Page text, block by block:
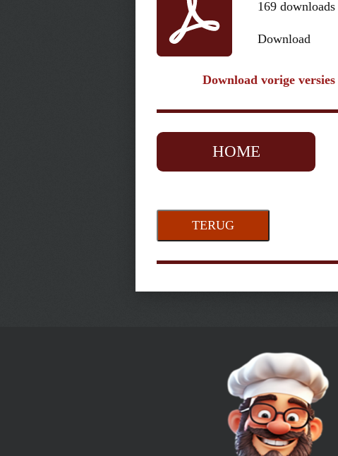
169 downloads
Download
Download vorige versies
HOME
TERUG